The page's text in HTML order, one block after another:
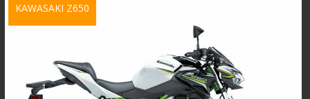
KAWASAKI Z650